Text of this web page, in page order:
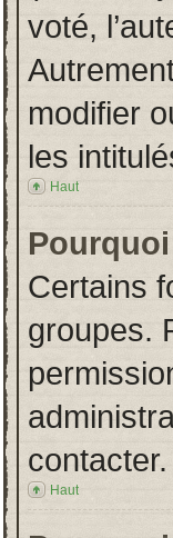
voté,
modifier
les
Haut
Certains
groupes.
contacter.
Haut